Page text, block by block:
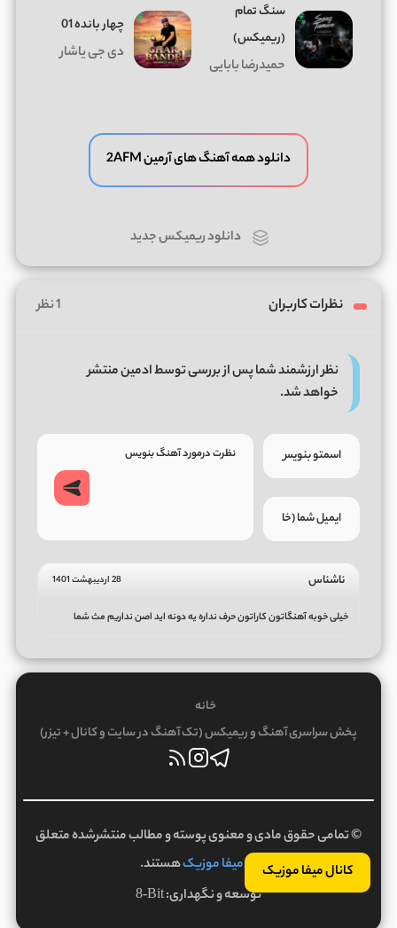
کانال میفا موزیک
سنگ تمام
(ریمیکس)
حمیدرضا بابایی
چهار بانده 01
دی جی یاشار
دانلود همه آهنگ های آرمین 2AFM
دانلود ریمیکس جدید
نظرات کاربران 1 نظر
نظر ارزشمند شما پس از بررسی توسط ادمین منتشر
خواهد شد.
ناشناس 28 اردیبهشت 1401
خیلی خوبه آهنگاتون کاراتون حرف نداره یه دونه اید اصن نداریم مث شما
خانه
پخش سراسری آهنگ و ریمیکس (تک آهنگ در سایت و کانال + تیزر)
© تمامی حقوق مادی و معنوی پوسته و مطالب منتشرشده متعلق
بهمیفا موزیکهستند.
توسعه و نگهداری:8-Bit